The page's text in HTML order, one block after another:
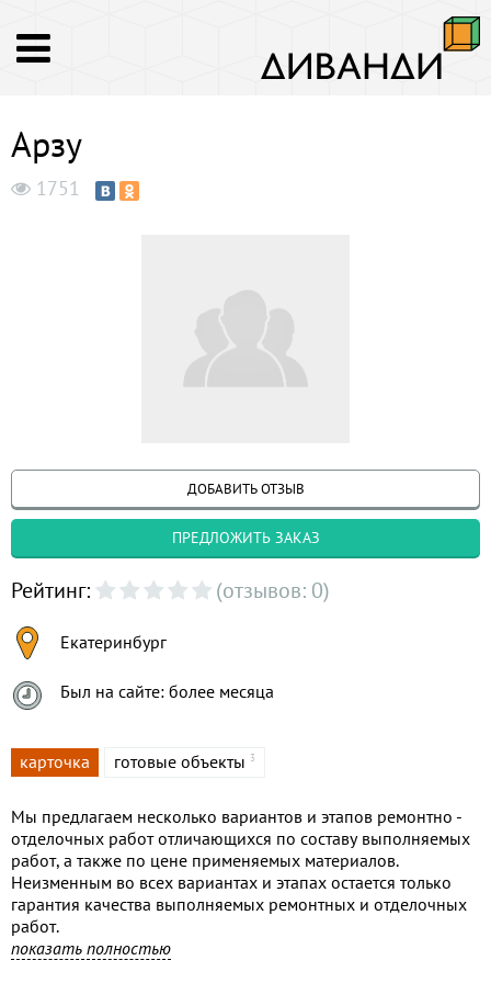
Арзу
1751
ДОБАВИТЬ ОТЗЫВ
ПРЕДЛОЖИТЬ ЗАКАЗ
Рейтинг: (отзывов: 0)
Екатеринбург
Был на сайте: более месяца
карточка готовые объекты 3
Мы предлагаем несколько вариантов и этапов ремонтно -
отделочных работ отличающихся по составу выполняемых
работ, а также по цене применяемых материалов.
Неизменным во всех вариантах и этапах остается только
гарантия качества выполняемых ремонтных и отделочных
работ.
Например.
показать полностью